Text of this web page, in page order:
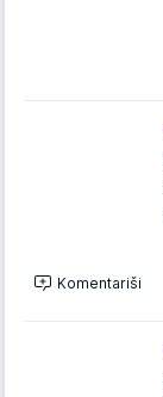
Komentariši